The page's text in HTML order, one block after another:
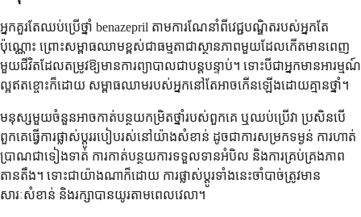
អ្នកគួរតែឈប់ប្រើថ្នាំ benazepril តាមការណែនាំពីវេជ្ជបណ្ឌិតរបស់អ្នកតែ
ប៉ុណ្ណោះ ព្រោះសម្ពាធឈាមខ្ពស់ជាធម្មតាជាស្ថានភាពមួយដែលកើតមានពេញ
មួយជីវិតដែលតម្រូវឱ្យមានការព្យាបាលជាបន្តបន្ទាប់។ ទោះបីជាអ្នកមានអារម្មណ៍
ល្អឥតខ្ចោះក៏ដោយ សម្ពាធឈាមរបស់អ្នកនៅតែអាចកើនឡើងដោយគ្មានថ្នាំ។
មនុស្សមួយចំនួនអាចកាត់បន្ថយកម្រិតថ្នាំរបស់ពួកគេ ឬឈប់ប្រើវា ប្រសិនបើ
ពួកគេធ្វើការផ្លាស់ប្តូររបៀបរស់នៅយ៉ាងសំខាន់ ដូចជាការសម្រកទម្ងន់ ការហាត់
ប្រាណជាទៀងទាត់ ការកាត់បន្ថយការទទួលទានអំបិល និងការគ្រប់គ្រងភាព
តានតឹង។ ទោះជាយ៉ាងណាក៏ដោយ ការផ្លាស់ប្តូរទាំងនេះចាំបាច់ត្រូវមាន
សារៈសំខាន់ និងរក្សាបានយូរតាមពេលវេលា។